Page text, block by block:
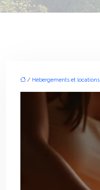
/ Hébergements et locations